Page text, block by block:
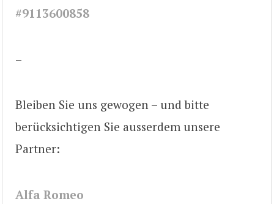
#9113600858
–
Bleiben Sie uns gewogen – und bitte
berücksichtigen Sie ausserdem unsere
Partner:
Alfa Romeo